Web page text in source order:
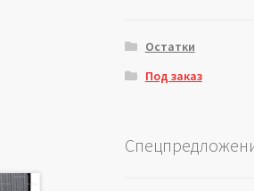
Остатки
Под заказ